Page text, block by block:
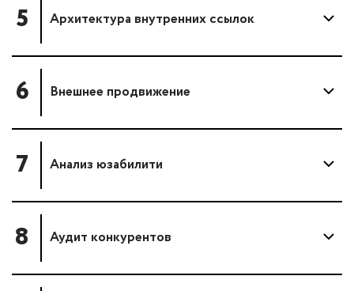
5 Архитектура внутренних ссылок
6 Внешнее продвижение
7 Анализ юзабилити
8 Аудит конкурентов